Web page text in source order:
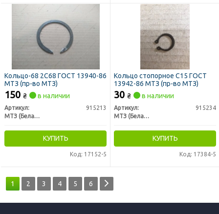
Кольцо-68 2С68 ГОСТ 13940-86
МТЗ (пр-во МТЗ)
150 ₴ в наличии
Артикул:
915213
МТЗ (Беларусь)
КУПИТЬ
Код: 17152-5
Кольцо стопорное С15 ГОСТ
13942-86 МТЗ (пр-во МТЗ)
30 ₴ в наличии
Артикул:
915234
МТЗ (Беларусь)
КУПИТЬ
Код: 17384-5
1 2 3 4 5 6